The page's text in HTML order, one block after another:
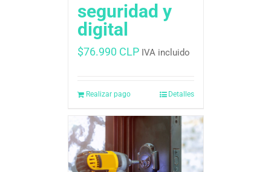
seguridad y
digital
$76.990 CLP IVA incluido
Realizar pago Detalles